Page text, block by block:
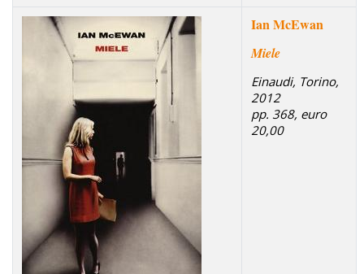
Ian McEwan
Miele
Einaudi, Torino,
2012
pp. 368, euro
20,00